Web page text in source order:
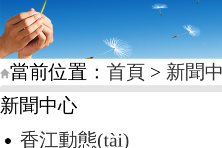
當前位置： 首頁 > 新聞
新聞中心
香江動態(tài)